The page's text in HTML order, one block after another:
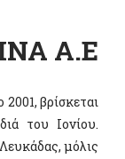
Α.Ε
βρίσκεται
του Ιονίου.
μόλις